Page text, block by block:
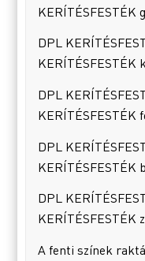
KERÍTÉSFESTÉK
DPL
KERÍTÉSFESTÉK
DPL
KERÍTÉSFESTÉK
DPL
KERÍTÉSFESTÉK
DPL
KERÍTÉSFESTÉK
A fenti színek